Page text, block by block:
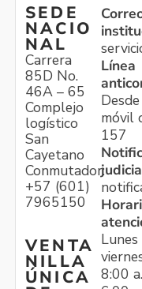
SEDE
NACIO
NAL
Carrera
85D No.
46A – 65
Complejo
logístico
San
Cayetano
Conmutador:
+57 (601)
7965150
VENTA
NILLA
ÚNICA
Línea
Desde
móvil
157
Lunes
8:00